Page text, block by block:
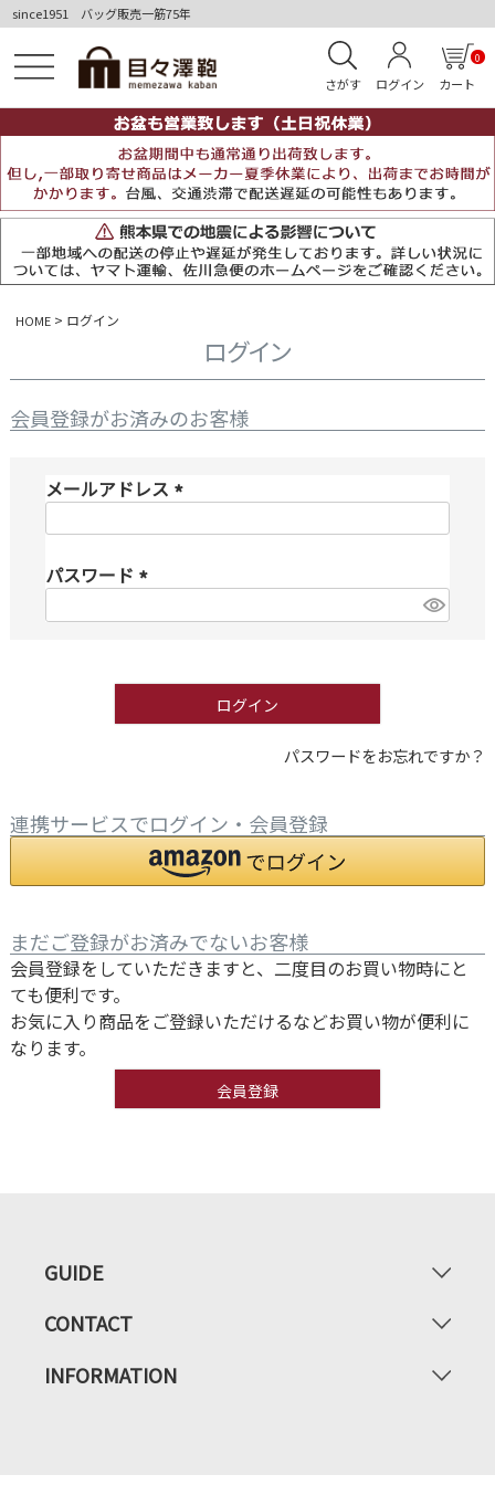
since1951 バッグ販売一筋75年
さがす ログイン カート
0
HOME ログイン
ログイン
会員登録がお済みのお客様
メールアドレス
パスワード
)
ログイン
パスワードをお忘れですか？
連携サービスでログイン・会員登録
まだご登録がお済みでないお客様
会員登録をしていただきますと、二度目のお買い物時にと
ても便利です。
お気に入り商品をご登録いただけるなどお買い物が便利に
なります。
会員登録
GUIDE
CONTACT
INFORMATION